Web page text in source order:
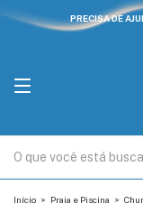
PRECISA DE
Início > Praia e Piscina >